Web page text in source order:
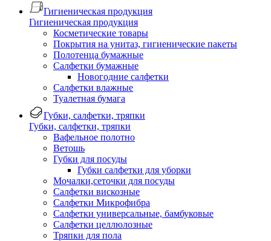
Гигиеническая продукция
Гигиеническая продукция
Косметические товары
Покрытия на унитаз, гигиенические пакеты
Полотенца бумажные
Салфетки бумажные
Новогодние салфетки
Салфетки влажные
Туалетная бумага
Губки, салфетки, тряпки
Губки, салфетки, тряпки
Вафельное полотно
Ветошь
Губки для посуды
Губки салфетки для уборки
Мочалки,сеточки для посуды
Салфетки вискозные
Салфетки Микрофибра
Салфетки универсальные, бамбуковые
Салфетки целлюлозные
Тряпки для пола